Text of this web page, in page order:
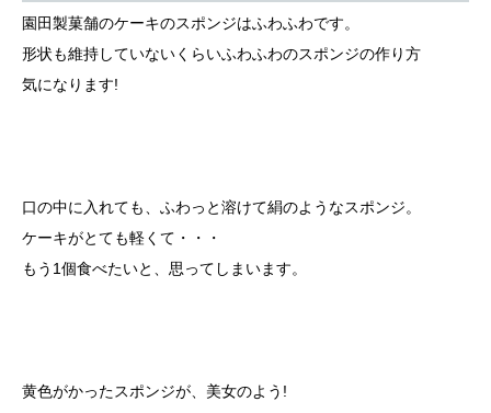
園田製菓舗のケーキのスポンジはふわふわです。
形状も維持していないくらいふわふわのスポンジの作り方
気になります!
口の中に入れても、ふわっと溶けて絹のようなスポンジ。
ケーキがとても軽くて・・・
もう1個食べたいと、思ってしまいます。
黄色がかったスポンジが、美女のよう!